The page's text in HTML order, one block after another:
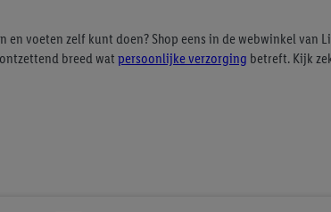
voeten zelf kunt doen? Shop eens in de webwinkel
breed wat persoonlijke verzorging betreft. Kijk
. Je vindt de impressum voor de Lidl website hier.Klikhier